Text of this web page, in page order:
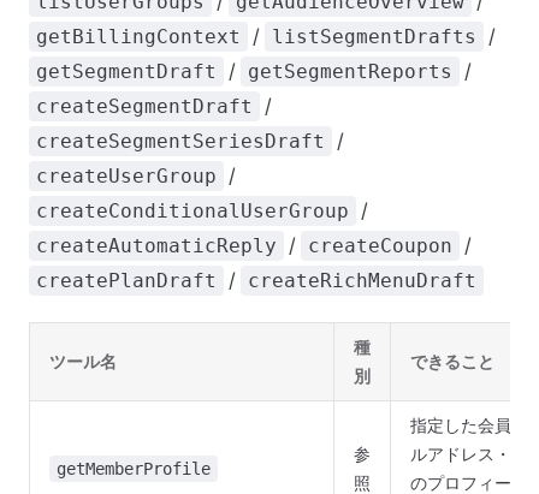
getBillingContext / listSegmentDrafts /
getSegmentDraft / getSegmentReports /
createSegmentDraft /
createSegmentSeriesDraft /
createUserGroup /
createConditionalUserGroup /
createAutomaticReply / createCoupon /
createPlanDraft / createRichMenuDraft
ツール名
種
別
できること
getMemberProfile
参
照
指定した会員の
ルアドレス・電
のプロフィール